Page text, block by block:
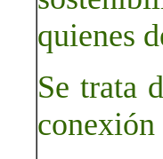
quienes
Se trata